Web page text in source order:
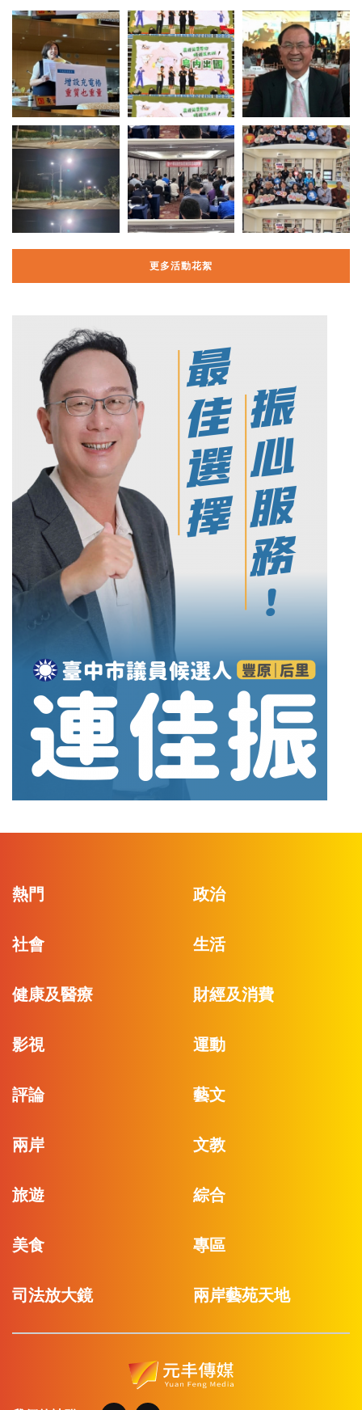
更多活動花絮
熱門 政治
社會 生活
健康及醫療 財經及消費
影視 運動
評論 藝文
兩岸 文教
旅遊 綜合
美食 專區
司法放大鏡 兩岸藝苑天地